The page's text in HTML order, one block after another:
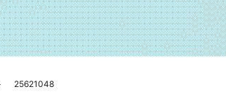
25621048